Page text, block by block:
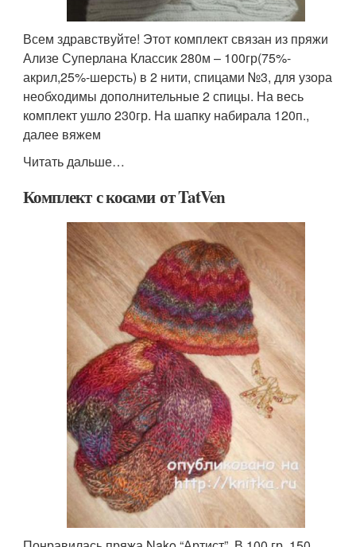
Всем здравствуйте! Этот комплект связан из пряжи
Ализе Суперлана Классик 280м – 100гр(75%-
акрил,25%-шерсть) в 2 нити, спицами №3, для узора
необходимы дополнительные 2 спицы. На весь
комплект ушло 230гр. На шапку набирала 120п.,
далее вяжем
Читать дальше…
Комплект с косами от TatVen